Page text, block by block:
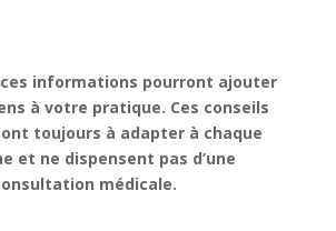
ces informations pourront ajouter
à votre pratique. Ces conseils
toujours à adapter à chaque
et ne dispensent pas d’une
médicale.